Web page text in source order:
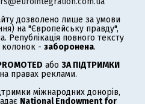
дозволено лише за умови
на "Європейську правду",
Републікація повного тексту
колонок - заборонена.
або ЗА ПІДТРИМКИ
правах реклами.
міжнародних донорів,
National Endowment for